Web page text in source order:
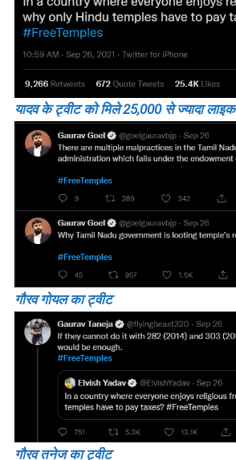
यादव के ट्वीट को मिले 25,000 से ज्यादा लाइक
गौरव गोयल का ट्वीट
गौरव तनेज का ट्वीट